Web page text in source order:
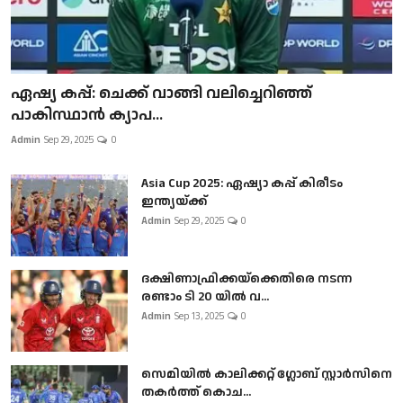
ഏഷ്യ കപ്പ്: ചെക്ക് വാങ്ങി വലിച്ചെറിഞ്ഞ്
പാകിസ്ഥാൻ ക്യാപ...
Admin Sep 29, 2025 0
Asia Cup 2025: ഏഷ്യാ കപ്പ് കിരീടം
ഇന്ത്യയ്ക്ക്
Admin Sep 29, 2025 0
ദക്ഷിണാഫ്രിക്കയ്‌ക്കെതിരെ നടന്ന
രണ്ടാം ടി 20 യിൽ വ...
Admin Sep 13, 2025 0
സെമിയിൽ കാലിക്കറ്റ് ഗ്ലോബ് സ്റ്റാർസിനെ
തകർത്ത് കൊച...